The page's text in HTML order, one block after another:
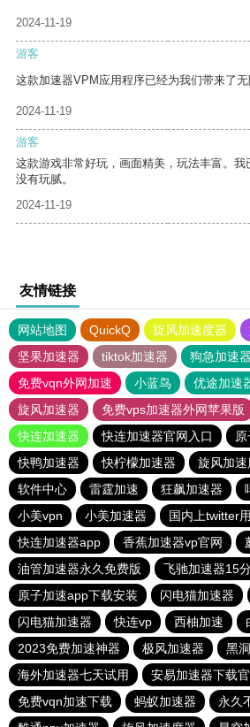
2024-11-19
游客
这款加速器VPM应用程序已经为我们带来了无
2024-11-19
游客
这款游戏非常好玩，画面精美，玩法丰富。
没有玩腻。
2024-11-19
友情链接
网站地图 QuickQ 旋风加速度器
坚果加速器
tiktok加速器
狗急加速
免费vqn外网加速
小蓝鸟 优途加速
旋风加速器
免费vps加速器外网苹果版
快连加速器
快连加速器官网入口
快鸭加速器
快柠檬加速器 旋风加速
软件中心
雷霆加速 狂飙加速器
小美vpn
小美加速器
国内上twitter
快连加速器app
香蕉加速器vp官网
油管加速器永久免费版
飞驰加速器15
原子加速app下载安装
闪电猫加速器
闪电猫加速器
快连vp 西柚加速
2023免费加速神器
极风加速器
黑
海外加速器七天试用
安易加速器下载
免费vqn加速下载
蚂蚁加速器
永久